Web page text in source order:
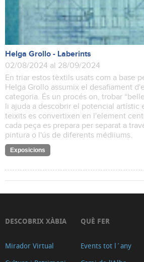
Helga Grollo - Laberints
02/08/2024 al 28/09/2024
En triar estos tèxtils usats com a base
Helga Grollo assumix el desafiament
categoria. És un procés on, trobar
li ajuda a descobrir el potencial artístic
teixits es convertixen en l'element
cada peça es prepara per separat a
pintura o l'ús de diferents médiiums.
Exposicions
DESCOBRIX XÀBIA
Mirador Virtual
QUÈ FER
Events tot l´any